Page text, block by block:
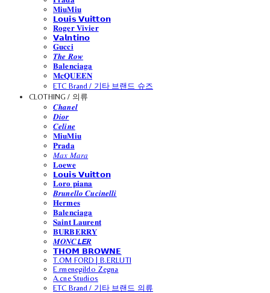
𝐌𝐢𝐮𝐌𝐢𝐮
𝗟𝗼𝘂𝗶𝘀 𝗩𝘂𝗶𝘁𝘁𝗼𝗻
𝐑𝐨𝐠𝐞𝐫 𝐕𝐢𝐯𝐢𝐞𝐫
𝗩𝗮𝗹𝗻𝘁𝗶𝗻𝗼
𝐆𝐮𝐜𝐜𝐢
𝑻𝒉𝒆 𝑹𝒐𝒘
𝐁𝐚𝐥𝐞𝐧𝐜𝐢𝐚𝐠𝐚
𝐌𝐜𝐐𝐔𝐄𝐄𝐍
ETC Brand / 기타 브랜드 슈즈
CLOTHING / 의류
𝑪𝒉𝒂𝒏𝒆𝒍
𝑫𝒊𝒐𝒓
𝑪𝒆𝒍𝒊𝒏𝒆
𝐌𝐢𝐮𝐌𝐢𝐮
𝐏𝐫𝐚𝐝𝐚
𝑀𝑎𝑥 𝑀𝑎𝑟𝑎
𝐋𝐨𝐞𝐰𝐞
𝗟𝗼𝘂𝗶𝘀 𝗩𝘂𝗶𝘁𝘁𝗼𝗻
𝐋𝐨𝐫𝐨 𝐩𝐢𝐚𝐧𝐚
𝑩𝒓𝒖𝒏𝒆𝒍𝒍𝒐 𝑪𝒖𝒄𝒊𝒏𝒆𝒍𝒍𝒊
𝐇𝐞𝐫𝐦𝐞𝐬
𝐁𝐚𝐥𝐞𝐧𝐜𝐢𝐚𝐠𝐚
𝐒𝐚𝐢𝐧𝐭 𝐋𝐚𝐮𝐫𝐞𝐧𝐭
𝐁𝐔𝐑𝐁𝐄𝐑𝐑𝐘
𝑴𝑶𝑵𝑪𝙇𝙀𝑹
𝗧𝗛𝗢𝗠 𝗕𝗥𝗢𝗪𝗡𝗘
T.OM FORD | B.ERLUTI
E.rmenegildo Zegna
A.cne Studios
ETC Brand / 기타 브랜드 의류